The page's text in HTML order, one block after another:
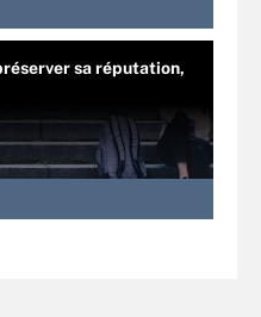
sa réputation,